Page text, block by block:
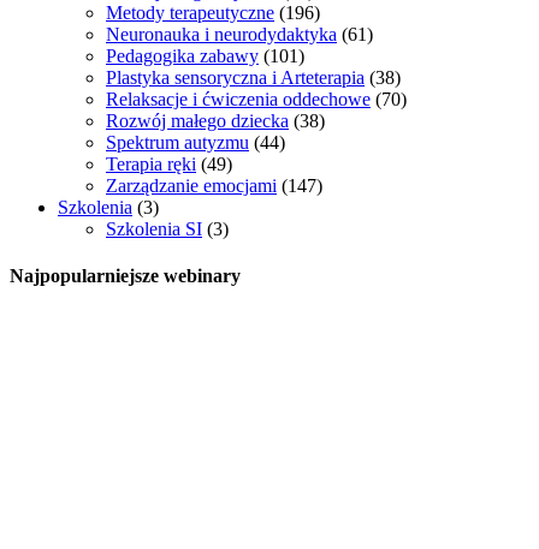
Metody terapeutyczne (196)
Neuronauka i neurodydaktyka (61)
Pedagogika zabawy (101)
Plastyka sensoryczna i Arteterapia (38)
Relaksacje i ćwiczenia oddechowe (70)
Rozwój małego dziecka (38)
Spektrum autyzmu (44)
Terapia ręki (49)
Zarządzanie emocjami (147)
Szkolenia (3)
Szkolenia SI (3)
Najpopularniejsze webinary